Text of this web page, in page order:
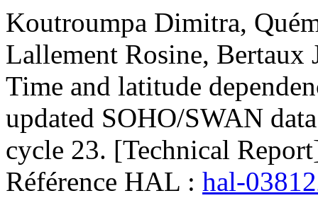
Koutroumpa Dimitra,
Lallement Rosine, Bertaux
Time and latitude
updated SOHO/SWAN
cycle 23. [Technical
Référence HAL : hal-